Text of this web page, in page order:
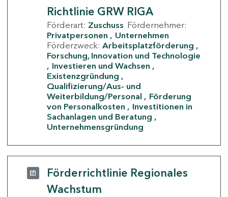
Richtlinie GRW RIGA
Förderart: Zuschuss Fördernehmer:
Privatpersonen
Unternehmen
Förderzweck: Arbeitsplatzförderung
Forschung, Innovation und Technologie
Investieren und Wachsen
Existenzgründung
Qualifizierung/Aus- und
Weiterbildung/Personal
Förderung
von Personalkosten
Investitionen in
Sachanlagen und Beratung
Unternehmensgründung
Förderrichtlinie Regionales
Wachstum